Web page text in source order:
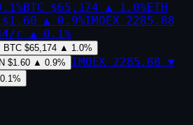
%BTC $65,174 ▲ 1.0%ETH
$1.60 ▲ 0.9%IMOEX 2285.88
г ▲ 0.1%
BTC $65,174 ▲ 1.0%
$1.60 ▲ 0.9% IMOEX 2285.88 ▼
0.1%